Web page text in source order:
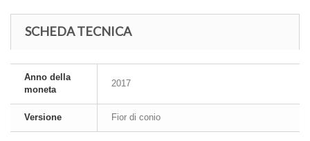
SCHEDA TECNICA
Anno della
moneta
2017
Versione Fior di conio